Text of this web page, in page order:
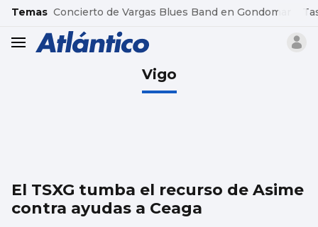
common.go-to-content
Temas Concierto de Vargas Blues Band en Gondomar
header.menu.open
Vigo
El TSXG tumba el recurso de Asime
contra ayudas a Ceaga